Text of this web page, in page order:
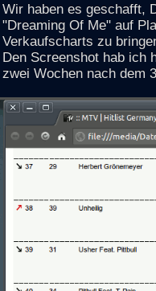
Wir haben es geschafft,
"Dreaming Of Me" auf
Verkaufscharts zu
Den Screenshot hab ich
zwei Wochen nach dem